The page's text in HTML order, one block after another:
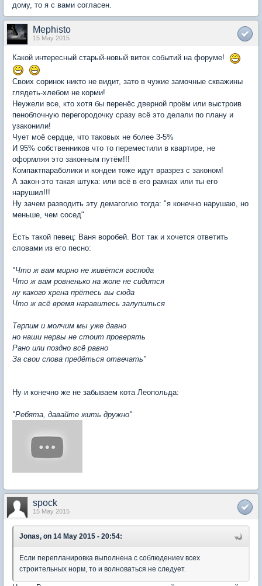
дому, то я с вами согласен.
Mephisto
15 May 2015
Какой интересный старый-новый виток событий на форуме!
Своих соринок никто не видит, зато в чужие замочные скважины
глядеть-хлебом не корми!
Неужели все, кто хотя бы перенёс дверной проём или выстроив
пеноблочную перегородочку сразу всё это делали по плану и
узаконили!
Чует моё сердце, что таковых не более 3-5%
И 95% собственников что то переместили в квартире, не
оформляя это законным путём!!!
Компактпараболики и кондеи тоже идут вразрез с законом!
А закон-это такая штука: или всё в его рамках или ты его
нарушил!!!
Ну зачем разводить эту демагогию тогда: "я конечно нарушаю, но
меньше, чем сосед"
Есть такой певец: Ваня воробей. Вот так и хочется ответить
словами из его песно:
"Что ж вам мирно не живётся господа
Что ж вам ровненько на жопе не сидится
ну какого хрена прётесь вы сюда
Что ж всё время наравитесь залупиться
Терпим и молчим мы уже давно
но наши нервы не стоит проверять
Рано или поздно всё равно
За свои слова предёться отвечать"
Ну и конечно же не забываем кота Леопольда:
"Ребята, давайте жить дружно"
spock
15 May 2015
Jonas, on 14 May 2015 - 20:54:
Если перепланировка выполнена с соблюдениеv всех
строительных норм, то и волноваться не следует.